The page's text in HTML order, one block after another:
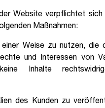
Website verpflichtet sich
Maßnahmen:
Weise zu nutzen, die
und Interessen von
Inhalte
des Kunden zu